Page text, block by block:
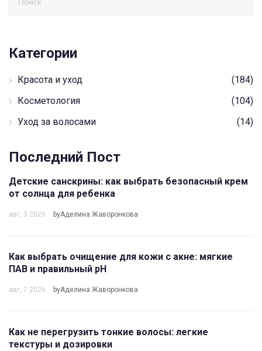
Категории
Красота и уход
(184)
Косметология
(104)
Уход за волосами
(14)
Последний Пост
Детские санскрины: как выбрать безопасный крем
от солнца для ребенка
авг, 3 2026 byАделина Жаворонкова
Как выбрать очищение для кожи с акне: мягкие
ПАВ и правильный pH
авг, 7 2026 byАделина Жаворонкова
Как не перегрузить тонкие волосы: легкие
текстуры и дозировки